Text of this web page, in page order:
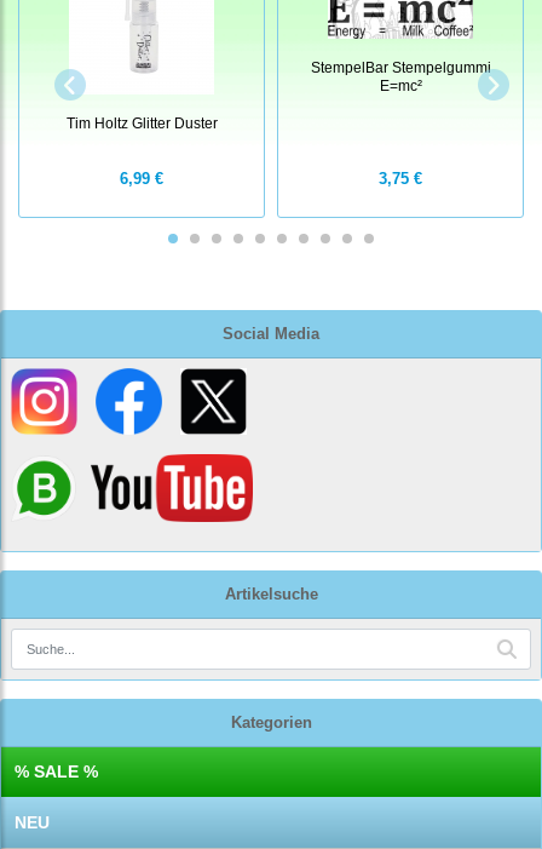
Social Media
Artikelsuche
Kategorien
% SALE %
NEU
Tim Holtz Glitter Duster
6,99 €
StempelBar Stempelgummi
E=mc²
3,75 €